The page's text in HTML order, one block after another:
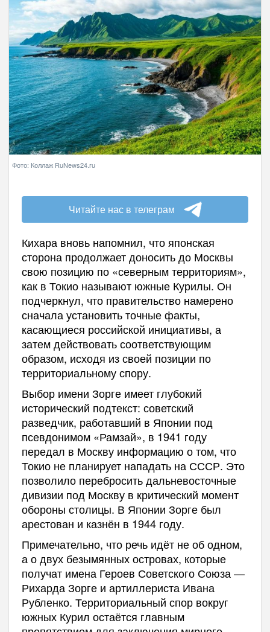
Фото: Коллаж RuNews24.ru
Читайте нас в телеграм
Кихара вновь напомнил, что японская
сторона продолжает доносить до Москвы
свою позицию по «северным территориям»,
как в Токио называют южные Курилы. Он
подчеркнул, что правительство намерено
сначала установить точные факты,
касающиеся российской инициативы, а
затем действовать соответствующим
образом, исходя из своей позиции по
территориальному спору.
Выбор имени Зорге имеет глубокий
исторический подтекст: советский
разведчик, работавший в Японии под
псевдонимом «Рамзай», в 1941 году
передал в Москву информацию о том, что
Токио не планирует нападать на СССР. Это
позволило перебросить дальневосточные
дивизии под Москву в критический момент
обороны столицы. В Японии Зорге был
арестован и казнён в 1944 году.
Примечательно, что речь идёт не об одном,
а о двух безымянных островах, которые
получат имена Героев Советского Союза —
Рихарда Зорге и артиллериста Ивана
Рубленко. Территориальный спор вокруг
южных Курил остаётся главным